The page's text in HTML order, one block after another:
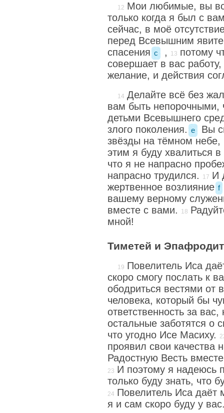
Мои любимые, вы
только когда я был с
сейчас, в моё
перед Всевышним
спасения c ,
потому
совершает в вас
желание, и действия
Делайте всё без
вам быть непорочными,
детьми Всевышнего
злого поколения. e
Вы
звёзды на тёмном небе,
этим я буду хвалиться
что я не напрасно
напрасно трудился.
И
жертвенное возлияние f
вашему верному
вместе с вами.
мной!
Тиметей и Эпафродит
Повелитель Иса
скоро смогу послать к
ободриться вестями от
человека, который бы
ответственность за вас,
остальные заботятся о
что угодно Исе Масиху.
проявил свои качества
Радостную Весть
И поэтому я надеюсь
только буду знать, что
Повелитель Иса даёт
я и сам скоро буду у